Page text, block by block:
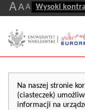
AA A Wysoki
Na naszej stronie
(ciasteczek)
informacji na